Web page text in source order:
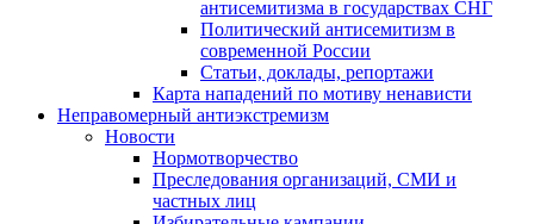
антисемитизма в государствах СНГ
Политический антисемитизм в
современной России
Статьи, доклады, репортажи
Карта нападений по мотиву ненависти
Неправомерный антиэкстремизм
Новости
Нормотворчество
Преследования организаций, СМИ и
частных лиц